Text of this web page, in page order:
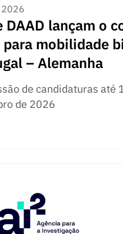
2026
DAAD lançam o
para mobilidade
– Alemanha
de candidaturas até
de 2026